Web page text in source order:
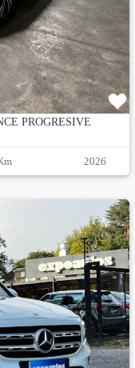
PROGRESIVE
2026